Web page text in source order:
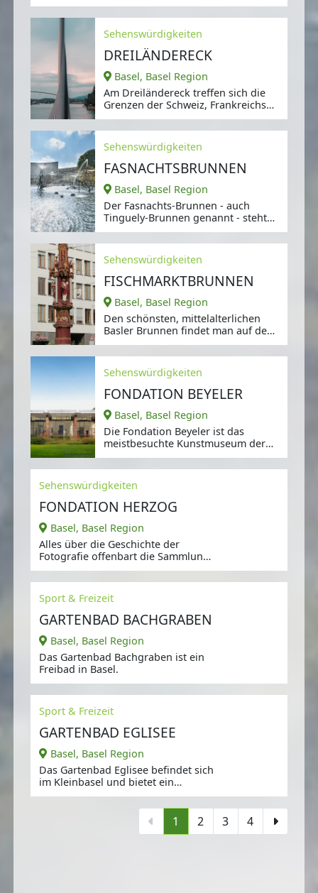
der Badesaison (von Oktober bis
Ende
Sehenswürdigkeiten
DREILÄNDERECK
Basel, Basel Region
Am Dreiländereck treffen sich die
Grenzen der Schweiz, Frankreichs
und Deutschlands.
Sehenswürdigkeiten
FASNACHTSBRUNNEN
Basel, Basel Region
Der Fasnachts-Brunnen - auch
Tinguely-Brunnen genannt - steht
an der Stelle,
Sehenswürdigkeiten
FISCHMARKTBRUNNEN
Basel, Basel Region
Den schönsten, mittelalterlichen
Basler Brunnen findet man auf dem
Fischmarkt.
Sehenswürdigkeiten
FONDATION BEYELER
Basel, Basel Region
Die Fondation Beyeler ist das
meistbesuchte Kunstmuseum der
Schweiz.
Sehenswürdigkeiten
FONDATION HERZOG
Basel, Basel Region
Alles über die Geschichte der
Fotografie offenbart die Sammlung
von Ruth und Peter Herzog.
Sport & Freizeit
GARTENBAD BACHGRABEN
Basel, Basel Region
Das Gartenbad Bachgraben ist ein
Freibad in Basel.
Sport & Freizeit
GARTENBAD EGLISEE
Basel, Basel Region
Das Gartenbad Eglisee befindet sich
im Kleinbasel und bietet ein
Schwimmer- und ein
1 2 3 4